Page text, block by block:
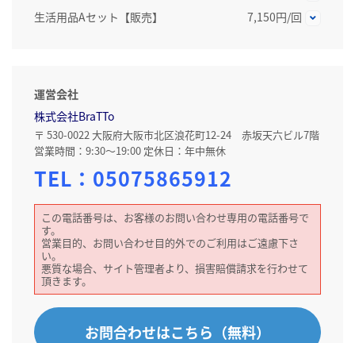
生活用品Aセット【販売】 7,150円/回
運営会社
株式会社BraTTo
〒 530-0022 大阪府大阪市北区浪花町12-24 赤坂天六ビル7階
営業時間：9:30～19:00 定休日：年中無休
TEL： 05075865912
この電話番号は、お客様のお問い合わせ専用の電話番号で
す。
営業目的、お問い合わせ目的外でのご利用はご遠慮下さ
い。
悪質な場合、サイト管理者より、損害賠償請求を行わせて
頂きます。
お問合わせはこちら（無料）